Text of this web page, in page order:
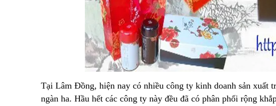
Tại Lâm Đồng, hiện nay có nhiều công ty kinh doanh sản xuất
ngàn ha. Hầu hết các công ty này đều đã có phân phối rộng